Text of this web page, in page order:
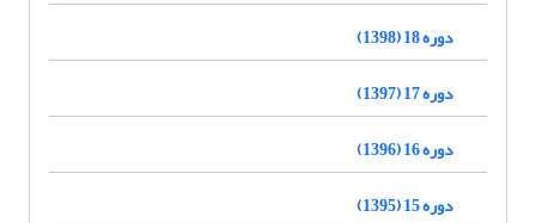
دوره 18 (1398)
دوره 17 (1397)
دوره 16 (1396)
دوره 15 (1395)